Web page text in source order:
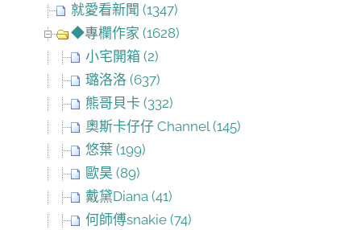
就愛看新聞 (1347)
◆專欄作家 (1628)
小宅開箱 (2)
璐洛洛 (637)
熊哥貝卡 (332)
奧斯卡仔仔 Channel (145)
悠葉 (199)
歐昊 (89)
戴黛Diana (41)
何師傅snakie (74)